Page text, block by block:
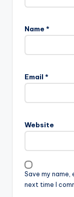
Name *
Email *
Website
Save my
next time I